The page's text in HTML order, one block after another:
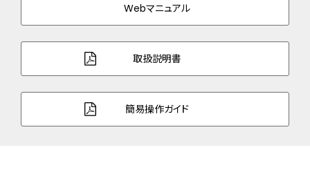
バンド調整可能サイ
150～194mm
5気圧防水
Webマニュアル
取扱説明書
簡易操作ガイド